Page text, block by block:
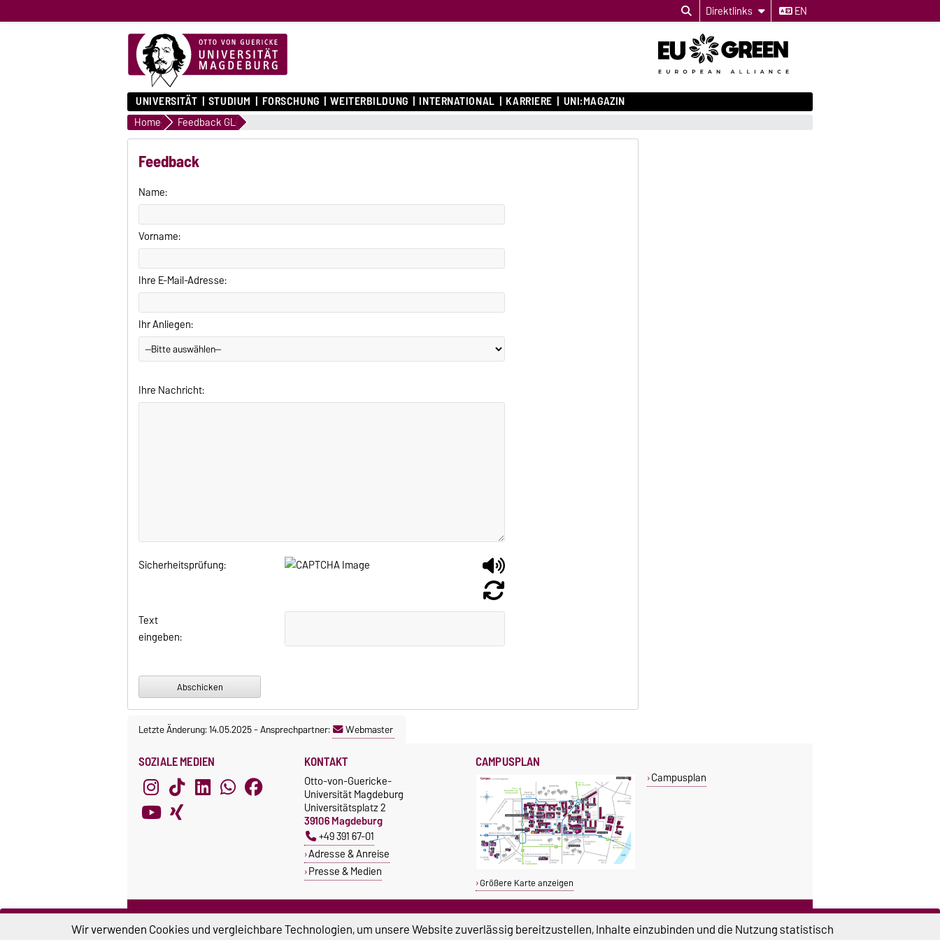
Direktlinks EN
UNIVERSITÄT STUDIUM FORSCHUNG WEITERBILDUNG INTERNATIONAL KARRIERE UNI:MAGAZIN
Home Feedback GL
Feedback
Name:
Vorname:
Ihre E-Mail-Adresse:
Ihr Anliegen:
Ihre Nachricht:
Sicherheitsprüfung:
Text
eingeben:
Letzte Änderung: 14.05.2025-Ansprechpartner: Webmaster
SOZIALE MEDIEN KONTAKT
Otto-von-Guericke-
Universität Magdeburg
Universitätsplatz 2
39106 Magdeburg
+49 391 67-01
Adresse & Anreise
Presse & Medien
CAMPUSPLAN
Größere Karte anzeigen
Campusplan
ZERTIFIKATE STUDIUM & CAMPUS SERVICE DIESE SEITE
Wir verwenden Cookies und vergleichbare Technologien, um unsere Website zuverlässig bereitzustellen, Inhalte einzubinden und die Nutzung statistisch